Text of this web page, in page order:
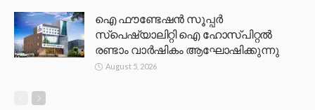
ഐ ഫൗണ്ടേഷൻ സൂപ്പർ
സ്പെഷ്യാലിറ്റി ഐ ഹോസ്പിറ്റൽ
രണ്ടാം വാർഷികം ആഘോഷിക്കുന്നു
August 5, 2026